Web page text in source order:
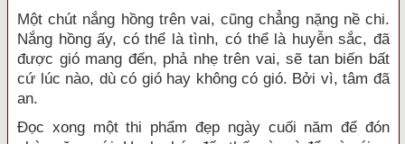
Một chút nắng hồng trên vai, cũng chẳng nặng nề chi.
Nắng hồng ấy, có thể là tình, có thể là huyễn sắc, đã
được gió mang đến, phả nhẹ trên vai, sẽ tan biến bất
cứ lúc nào, dù có gió hay không có gió. Bởi vì, tâm đã
an.
Đọc xong một thi phẩm đẹp ngày cuối năm để đón